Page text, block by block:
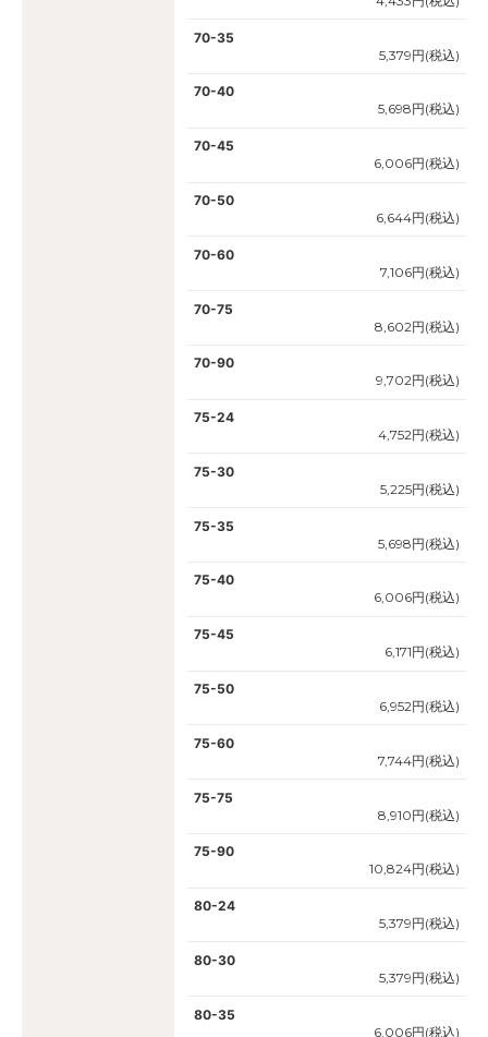
70-35
5,379円(税込)
70-40
5,698円(税込)
70-45
6,006円(税込)
70-50
6,644円(税込)
70-60
7,106円(税込)
70-75
8,602円(税込)
70-90
9,702円(税込)
75-24
4,752円(税込)
75-30
5,225円(税込)
75-35
5,698円(税込)
75-40
6,006円(税込)
75-45
6,171円(税込)
75-50
6,952円(税込)
75-60
7,744円(税込)
75-75
8,910円(税込)
75-90
10,824円(税込)
80-24
5,379円(税込)
80-30
5,379円(税込)
80-35
6,006円(税込)